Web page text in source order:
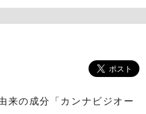
来の成分「カンナビジオー